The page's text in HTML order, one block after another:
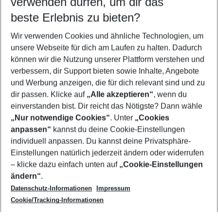
Last Minute Cala Millor
Pauschalreisen Cala Millor
Flug & Hotel Cala Millor
Familienurlaub Cala Millor
Frübucher Angebote Cala Millor für 2026
Footer
Footer navigation
Über uns
AGB
Bestpreisgarantie
Cookie-Einstellungen ändern
Cookie-Richtlinie
Agenturbetreuung
Barrierefreies Reisen
Folge uns
beste Erlebnis zu bieten?
Wir verwenden Cookies und ähnliche Technologien, um
unsere Webseite für dich am Laufen zu halten. Dadurch
können wir die Nutzung unserer Plattform verstehen und
verbessern, dir Support bieten sowie Inhalte, Angebote
und Werbung anzeigen, die für dich relevant sind und zu
dir passen. Klicke auf „Alle akzeptieren“, wenn du
einverstanden bist. Dir reicht das Nötigste? Dann wähle
„Nur notwendige Cookies“. Unter „Cookies
anpassen“ kannst du deine Cookie-Einstellungen
individuell anpassen. Du kannst deine Privatsphäre-
Einstellungen natürlich jederzeit ändern oder widerrufen
– klicke dazu einfach unten auf „Cookie-Einstellungen
ändern“.
Datenschutz-Informationen
Impressum
Cookie/Tracking-Informationen